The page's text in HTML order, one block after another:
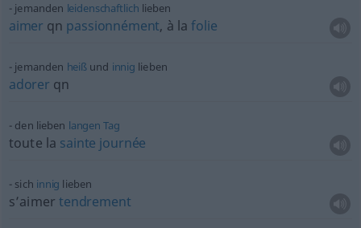
jemanden leidenschaftlich lieben
aimer qn passionnément, à lafolie
jemanden heißund innig lieben
adorer qn
den lieben langen Tag
toute la sainte journée
sich innig lieben
s’aimertendrement